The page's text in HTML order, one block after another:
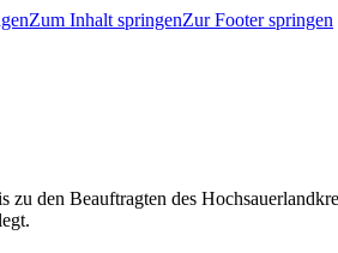
Zum Inhalt springenZur Footer springen
den Beauftragten des